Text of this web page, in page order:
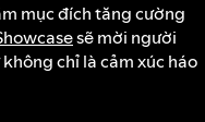
mục đích tăng cường
sẽ mời người
chỉ là cảm xúc háo